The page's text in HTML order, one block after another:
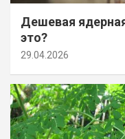
Дешевая
это?
29.04.2026